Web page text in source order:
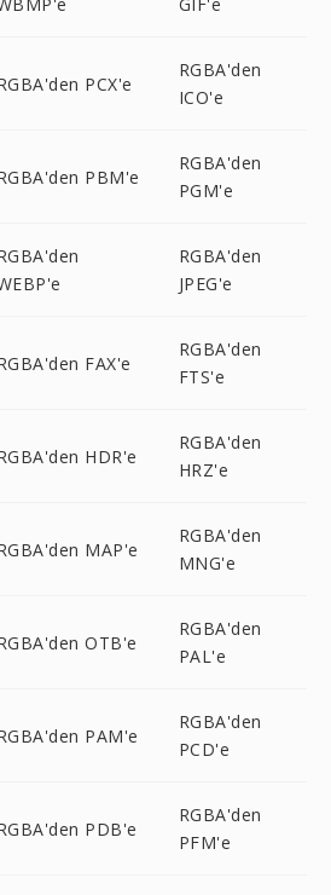
PCX'e
RGBA'den
ICO'e
PBM'e
RGBA'den
PGM'e
RGBA'den
JPEG'e
FAX'e
RGBA'den
FTS'e
HDR'e
RGBA'den
HRZ'e
MAP'e
RGBA'den
MNG'e
OTB'e
RGBA'den
PAL'e
PAM'e
RGBA'den
PCD'e
PDB'e
RGBA'den
PFM'e